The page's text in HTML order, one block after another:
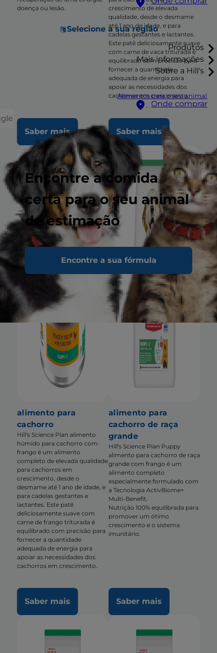
Selecione a sua região
Produtos
Mais informações
Sobre a Hill's
Alimentos para o seu animal
Onde comprar
Encontre a comida
certa para o seu animal
de estimação
Encontre a sua fórmula
doença ou lesão.
Saber mais
crescimento de elevada
qualidade, desde o desmame
até 1 ano de idade, e para
cadelas gestantes e lactantes.
Este patê deliciosamente suave
com carne de vaca triturada é
equilibrado com precisão para
fornecer a quantidade
adequada de energia para
apoiar as necessidades dos
cachorros em crescimento.
Saber mais
alimento para
cachorro
Hill's Science Plan alimento
húmido para cachorro com
frango é um alimento
completo de elevada qualidade
para cachorros em
crescimento, desde o
desmame até 1 ano de idade, e
para cadelas gestantes e
lactantes. Este patê
deliciosamente suave com
carne de frango triturada é
equilibrado com precisão para
fornecer a quantidade
adequada de energia para
apoiar as necessidades dos
cachorros em crescimento.
Saber mais
alimento para
cachorro de raça
grande
Hill's Science Plan Puppy
alimento para cachorro de raça
grande com frango é um
alimento completo
especialmente formulado com
a Tecnologia ActivBiome+
Multi-Benefit.
Nutrição 100% equilibrada para
promover um ótimo
crescimento e o sistema
imunitário.
Saber mais